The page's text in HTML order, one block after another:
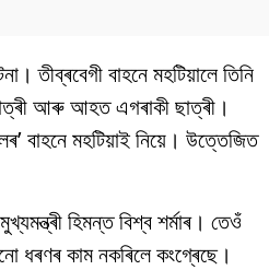
তীব্ৰবেগী বাহনে মহটিয়ালে তিনি
আৰু আহত এগৰাকী ছাত্ৰী।
বাহনে মহটিয়াই নিয়ে। উত্তেজিত
হিমন্ত বিশ্ব শৰ্মাৰ। তেওঁ
ধৰণৰ কাম নকৰিলে কংগ্ৰেছে।